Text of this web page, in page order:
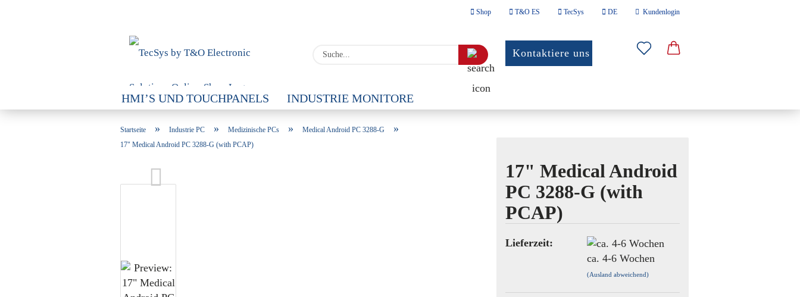
Shop T&O ES TecSys DE
Sprache auswählen
Lieferland
Kundenlogin
Passwort
Konto erstellen
Passwort vergessen?
Suche...Kontaktiere uns
HMI’S UND TOUCHPANELS
INDUSTRIE MONITORE
Startseite » Industrie PC » Medizinische PCs » Medical Android PC 3288-G »
17" Medical Android PC 3288-G (with PCAP)
17" Medical Android
PC 3288-G (with
PCAP)
Lieferzeit:
ca. 4-6 Wochen
(Ausland abweichend)